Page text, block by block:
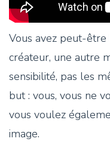
Vous avez peut-être
créateur, une autre
sensibilité, pas les
but : vous, vous ne
vous voulez
image.